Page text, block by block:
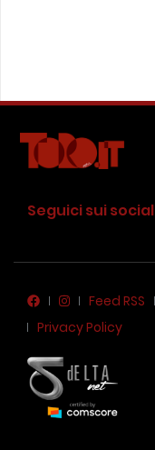
Seguici sui social
Feed RSS
Privacy Policy